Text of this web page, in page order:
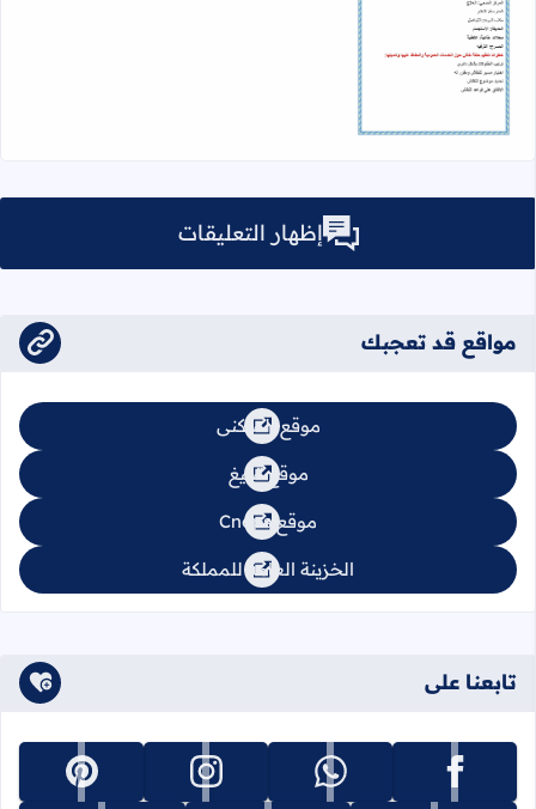
اقرأ المزيد عن ملخص أستفيد من الخدمات العمومية في
إظهار التعليقات
مواقع قد تعجبك
موقع السكنى
موقع تبليغ
موقع Cnops
الخزينة العامة للمملكة
تابعنا على
تابعنا على facebook تابعنا على whatsapp تابعنا على instagram تابعنا على pinterest